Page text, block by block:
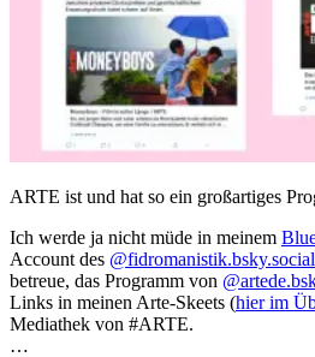
ARTE ist und hat so ein großartiges
Ich werde ja nicht müde in meinem
Account des @fidromanistik.bsky.social
betreue, das Programm von
Links in meinen Arte-Skeets (hier im
Mediathek von #ARTE.
…